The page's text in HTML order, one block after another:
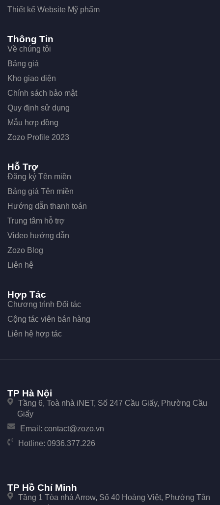
Thiết kế Website Mỹ phẩm
Thông Tin
Về chúng tôi
Bảng giá
Kho giao diện
Chính sách bảo mật
Quy định sử dụng
Mẫu hợp đồng
Zozo Profile 2023
Hỗ Trợ
Đăng ký Tên miền
Bảng giá Tên miền
Hướng dẫn thanh toán
Trung tâm hỗ trợ
Video hướng dẫn
Zozo Blog
Liên hệ
Hợp Tác
Chương trình Đối tác
Cộng tác viên bán hàng
Liên hệ hợp tác
TP Hà Nội
Tầng 6, Toà nhà iNET, Số 247 Cầu Giấy, Phường Cầu
Giấy
Email: contact@zozo.vn
Hotline: 0936.377.226
TP Hồ Chí Minh
Tầng 1 Tòa nhà Arrow, Số 40 Hoàng Việt, Phường Tân